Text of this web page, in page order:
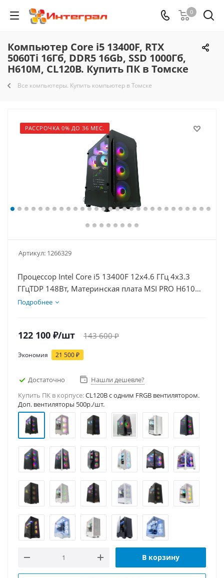
0
Компьютер Core i5 13400F, RTX
5060Ti 16Гб, DDR5 16Gb, SSD 1000Гб,
H610M, CL120B. Купить ПК в Томске
Все компьютеры. Купить компьютер в Томске
РАССРОЧКА 0% ДО 36 МЕС.
Артикул: 1266329
Процессор Intel Core i5 13400F 12x4.6 ГГц 4x3.3
ГГцTDP 148Вт, Материнская плата MSI PRO H610M-
E D5, Видеокарта RTX 5060Ti 16Гб, Память
Подробнее
122 100 ₽/шт 143 600₽
Экономия 21 500₽
Достаточно
Нашли дешевле?
Купить ПК в корпусе:CL120B c одним FRGB вентилятором.
Доп. вентиляторы 500р./шт.
В корзину